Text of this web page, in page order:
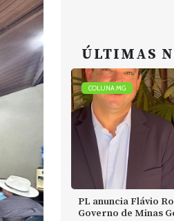
ÚLTIMAS
COLUNA MG
PL anuncia Flávio
Governo de Minas